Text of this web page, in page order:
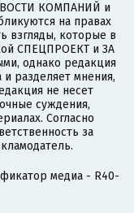
КОМПАНИЙ и
на правах
взгляды, которые в
СПЕЦПРОЕКТ и ЗА
однако редакция
и разделяет мнения,
не несет
суждения,
Согласно
за
медиа - R40-